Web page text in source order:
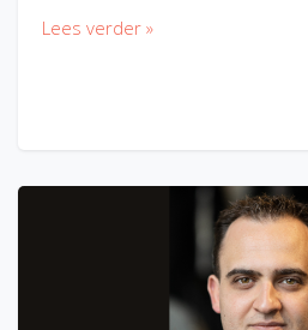
Lees verder »